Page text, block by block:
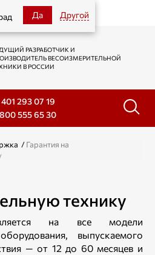
Да Другой
РАЗРАБОТЧИК И
ВЕСОИЗМЕРИТЕЛЬНОЙ
В РОССИИ
293 07 19
555 65 30
/Гарантия на
технику
на все модели
выпускаемого
— от 12 до 60 месяцев и